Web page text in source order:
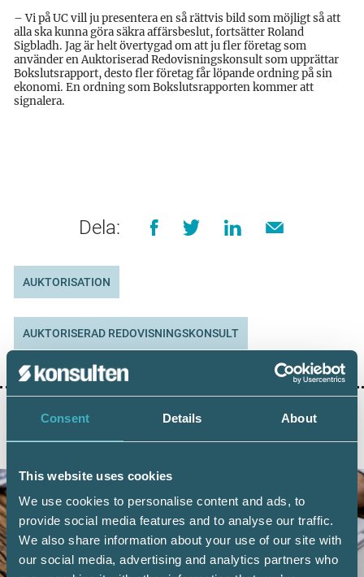
Consent Details About
This website uses cookies
We use cookies to personalise content and ads, to
provide social media features and to analyse our traffic.
We also share information about your use of our site with
our social media, advertising and analytics partners who
– Vi på UC vill ju presentera en så rättvis bild som möjligt så att
alla ska kunna göra säkra affärsbeslut, fortsätter Roland
Sigbladh. Jag är helt övertygad om att ju fler företag som
använder en Auktoriserad Redovisningskonsult som upprättar
Bokslutsrapport, desto fler företag får löpande ordning på sin
ekonomi. En ordning som Bokslutsrapporten kommer att
signalera.
Dela:
AUKTORISATION
AUKTORISERAD REDOVISNINGSKONSULT
AKTUELLA ARTIKLAR